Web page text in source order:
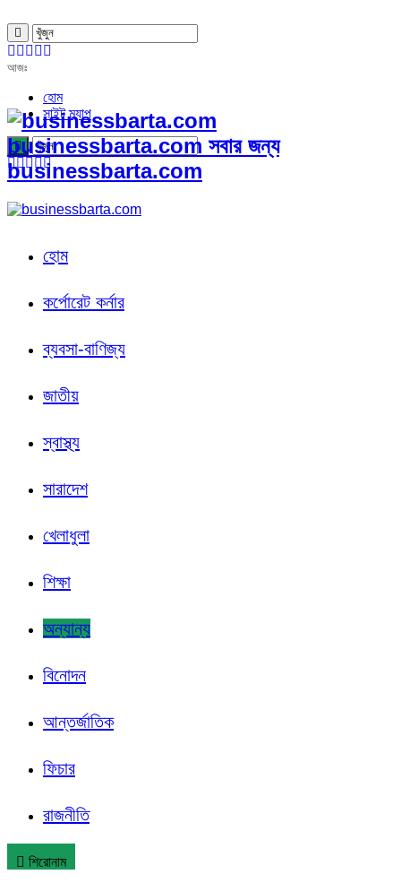
আজঃ
হোম
সাইট ম্যাপ
businessbarta.com সবার জন্য
businessbarta.com
হোম
কর্পোরেট কর্নার
ব্যবসা-বাণিজ্য
জাতীয়
স্বাস্থ্য
সারাদেশ
খেলাধুলা
শিক্ষা
অন্যান্য
বিনোদন
আন্তর্জাতিক
ফিচার
রাজনীতি
শিরোনাম